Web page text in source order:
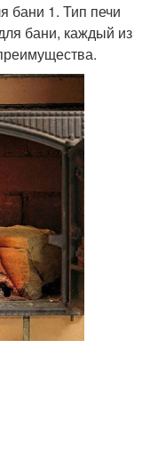
бани 1. Тип печи
бани, каждый из